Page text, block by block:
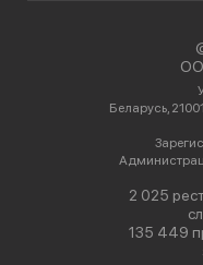
Беларусь,
2 025
135 449